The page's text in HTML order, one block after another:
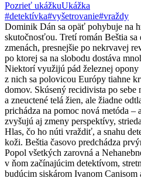
Pozrieť ukážkuUkážka
#detektívka#vyšetrovanie#vraždy
Dominik Dán sa opäť pohybuje na
skutočnosťou. Tretí román Beštia
zmenách, presnejšie po nekrvavej
po ktorej sa na slobodu dostáva
Niektorí využijú pád železnej
z nich sa polovicou Európy tiahne
domov. Skúsený recidivista po sebe
a zneuctené telá žien, ale žiadne
prichádza na pomoc nová metóda
zvyšujú aj zmeny perspektívy,
Hlas, čo ho núti vraždiť, a snahu
koži. Beštia časovo predchádza
Popol všetkých zarovná a
v ňom začínajúcim detektívom,
budúcim siskárom Ivanom Canisom